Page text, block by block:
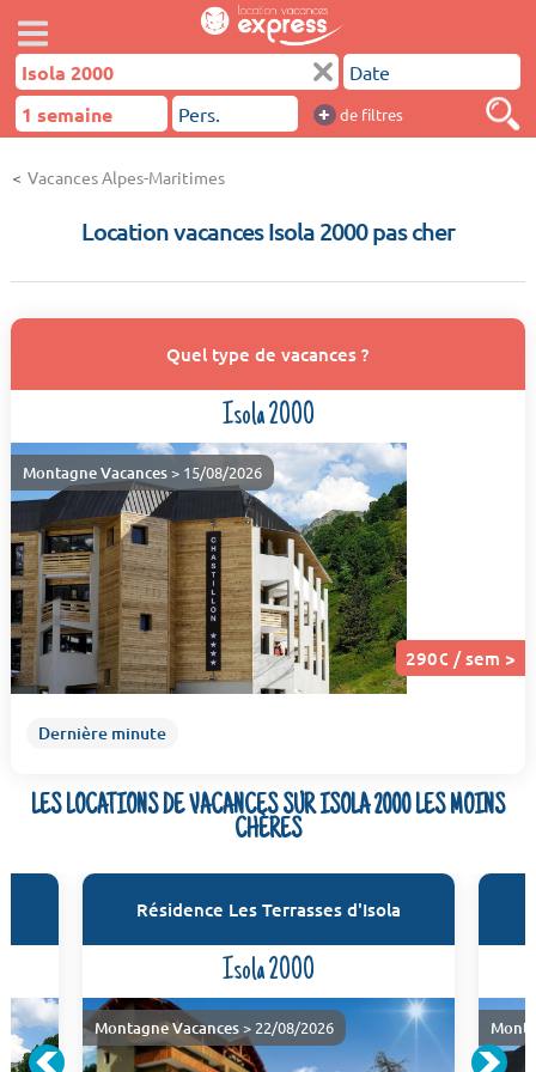
+ de filtres
Vacances Alpes-Maritimes
Location vacances Isola 2000 pas cher
Quel type de vacances ?
Isola 2000
290€ / sem >
Montagne Vacances> 15/08/2026
Dernière minute
LES LOCATIONS DE VACANCES SUR ISOLA 2000 LES MOINS
CHÈRES
Résidence Les Terrasses d'Isola
Isola 2000
Montagne Vacances> 22/08/2026